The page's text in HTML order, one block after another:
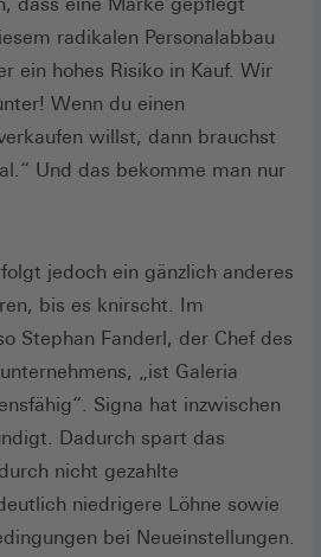
radikalen Personalabbau
ein hohes Risiko in Kauf. Wir
Wenn du einen
willst, dann brauchst
Und das bekomme man nur
jedoch ein gänzlich anderes
bis es knirscht. Im
Stephan Fanderl, der Chef des
„ist Galeria
Signa hat inzwischen
Dadurch spart das
nicht gezahlte
niedrigere Löhne sowie
bei Neueinstellungen.